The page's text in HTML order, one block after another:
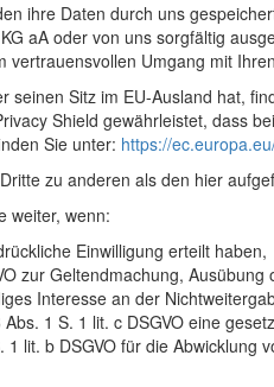
ihre Daten durch uns
aA oder von uns sorgfältig
Umgang mit
Sitz im EU-Ausland hat,
Shield gewährleistet, dass
Sie unter: https://
zu anderen als den hier
weiter, wenn:
Einwilligung erteilt haben,
zur Geltendmachung,
Interesse an der
1 S. 1 lit. c DSGVO eine
lit. b DSGVO für die Abwicklung